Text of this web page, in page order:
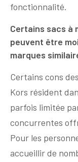
fonctionnalité.
Certains sacs à
peuvent être
marques
Certains cons
Kors résident
parfois limitée
concurrentes
Pour les
accueillir de